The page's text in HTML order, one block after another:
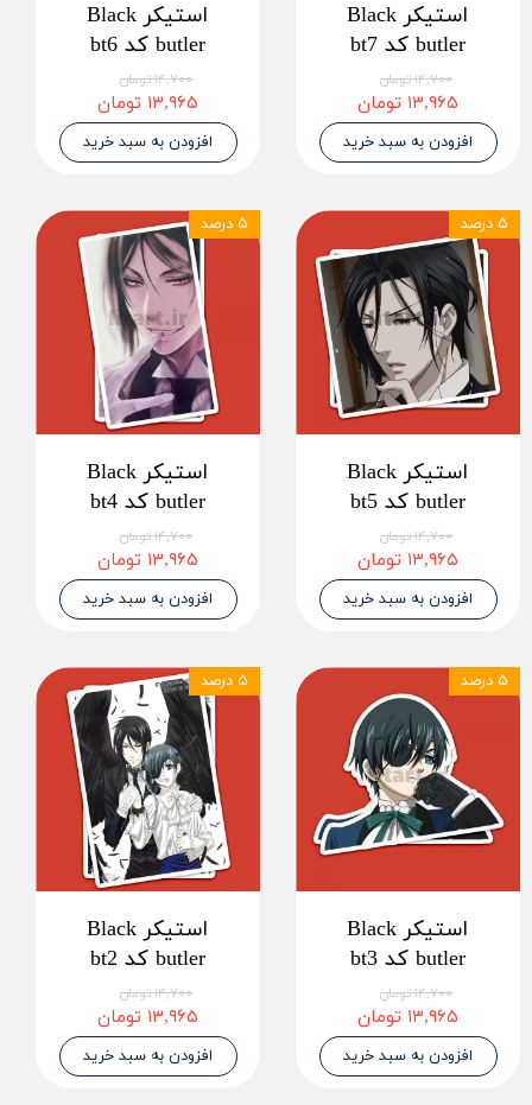
استیکر Black
butler کد bt7
۱۴,۷۰۰ تومان
۱۳,۹۶۵ تومان
افزودن به سبد خرید
استیکر Black
butler کد bt6
۱۴,۷۰۰ تومان
۱۳,۹۶۵ تومان
افزودن به سبد خرید
استیکر Black
butler کد bt5
۱۴,۷۰۰ تومان
۱۳,۹۶۵ تومان
افزودن به سبد خرید
۵ درصد
استیکر Black
butler کد bt4
۱۴,۷۰۰ تومان
۱۳,۹۶۵ تومان
افزودن به سبد خرید
۵ درصد
استیکر Black
butler کد bt3
۱۴,۷۰۰ تومان
۱۳,۹۶۵ تومان
افزودن به سبد خرید
۵ درصد
استیکر Black
butler کد bt2
۱۴,۷۰۰ تومان
۱۳,۹۶۵ تومان
افزودن به سبد خرید
۵ درصد